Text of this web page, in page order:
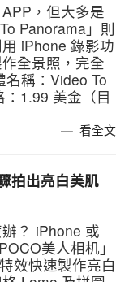
，但大多是
Panorama」則
iPhone 錄影功
全景照，完全
稱：Video To
1.99 美金（目
看全文
拍出亮白美肌
？ iPhone 或
美人相机」
效快速製作亮白